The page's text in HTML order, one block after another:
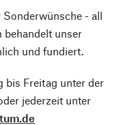
Sonderwünsche - all
behandelt unser
und fundiert.
bis Freitag unter der
jederzeit unter